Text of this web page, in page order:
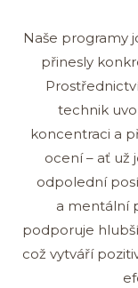
Naše programy
přinesly
technik
koncentraci a
ocení – ať už
odpolední
a mentální
podporuje
což vytváří